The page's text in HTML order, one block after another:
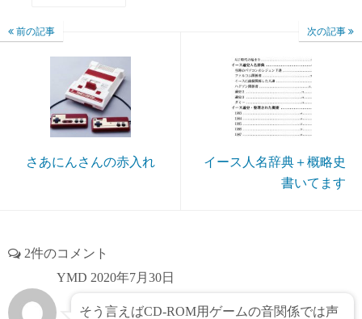
前の記事
さあにんさんの赤入れ
次の記事
イース人名辞典＋概略史
書いてます
2件のコメント
YMD 2020年7月30日
そう言えばCD-ROM用ゲームの音関係では声